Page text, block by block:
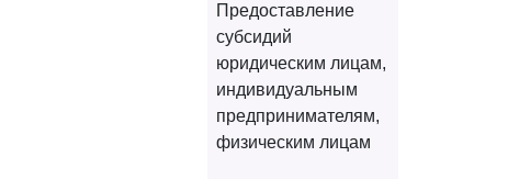
Предоставление
субсидий
юридическим лицам,
индивидуальным
предпринимателям,
физическим лицам